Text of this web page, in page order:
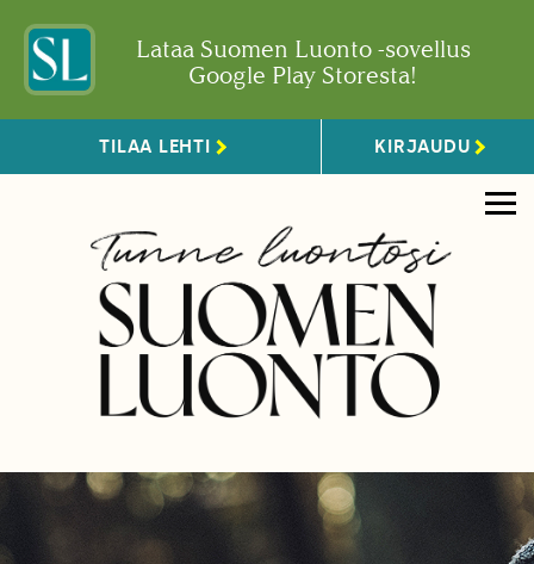
Lataa Suomen Luonto -sovellus
Google Play Storesta!
TILAA LEHTI KIRJAUDU